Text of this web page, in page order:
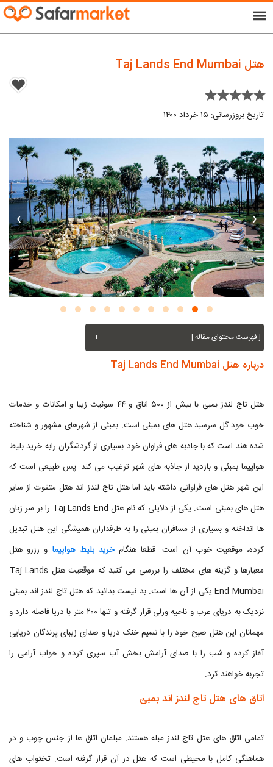
menu
هتل Taj Lands End Mumbai
star star star star star
تاریخ بروزرسانی: ۱۵ خرداد ۱۴۰۰
‹
›
[ فهرست محتوای مقاله ] +
درباره هتل Taj Lands End Mumbai
هتل تاج لندز بمبئ با بیش از ۵۰۰ اتاق و ۴۴ سوئیت زیبا و امکانات و خدمات
خوب خود گل سرسبد هتل های بمبئی است. بمبئی از شهرهای مشهور و شناخته
شده هند است که با جاذبه های فراوان خود بسیاری از گردشگران رابه خرید بلیط
هواپیما بمبئی و بازدید از جاذبه های شهر ترغیب می کند. پس طبیعی است که
این شهر هتل های فراوانی داشته باید اما هتل تاج لندز اند هتل متفوت از سایر
هتل های بمبئی است. یکی از دلایلی که نام هتل Taj Lands End را بر سر زبان
ها انداخته و بسیاری از مسافران بمبئی را به طرفداران همیشگی این هتل تبدیل
کرده، موقعیت خوب آن است. قطعا هنگامخرید بلیط هواپیما و رزرو هتل
معیارها و گزینه های مختلف را بررسی می کنید که موقعیت هتل Taj Lands
End Mumbai یکی از آن ها است. بد نیست بدانید که هتل تاج لندز اند بمبئی
نزدیک به دریای عرب و ناحیه ورلی قرار گرفته و تنها ۲۰۰ متر با دریا فاصله دارد و
مهمانان این هتل صبح خود را با نسیم خنک دریا و صدای زیبای پرندگان دریایی
آغاز کرده و شب را با صدای آرامش بخش آب سپری کرده و خواب آرامی را
تجربه خواهند کرد.
اتاق های هتل تاج لندز اند بمبئ
تمامی اتاق های هتل تاج لندز مبله هستند. مبلمان اتاق ها از جنس چوب و در
هماهنگی کامل با محیطی است که هتل در آن قرار گرفته است. تختواب های